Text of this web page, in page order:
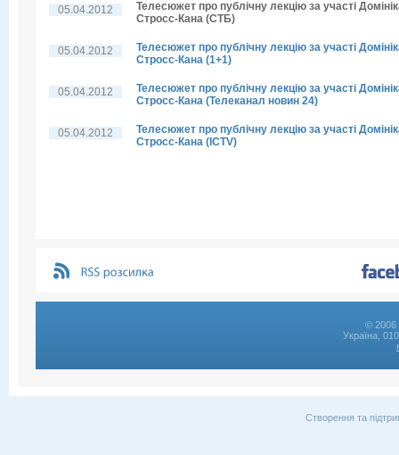
05.04.2012
Телесюжет про публічну лекцію за участі
Стросс-Кана (СТБ)
05.04.2012
Телесюжет про публічну лекцію за участі
Стросс-Кана (1+1)
05.04.2012
Телесюжет про публічну лекцію за участі
Стросс-Кана (Телеканал новин 24)
05.04.2012
Телесюжет про публічну лекцію за участі
Стросс-Кана (ICTV)
© 2006
Україна,
Створення та